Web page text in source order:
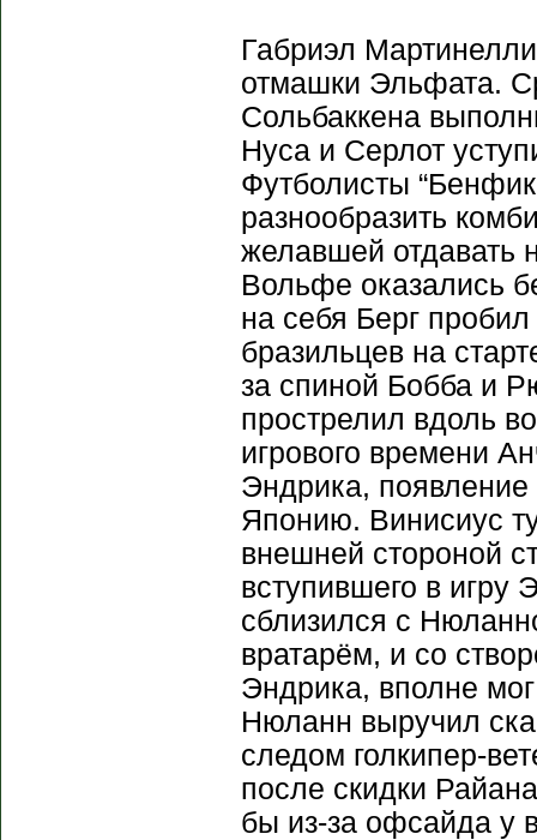
Габриэл
отмашки Эльфата.
Сольбаккена
Нуса и Серлот
Футболисты
разнообразить
желавшей отдавать
Вольфе оказались
на себя Берг
бразильцев на
за спиной Бобба и
прострелил вдоль
игрового времени
Эндрика, появление
Японию. Винисиус
внешней стороной
вступившего в игру
сблизился с
вратарём, и со
Эндрика, вполне
Нюланн выручил
следом голкипер-
после скидки
бы из-за офсайда у